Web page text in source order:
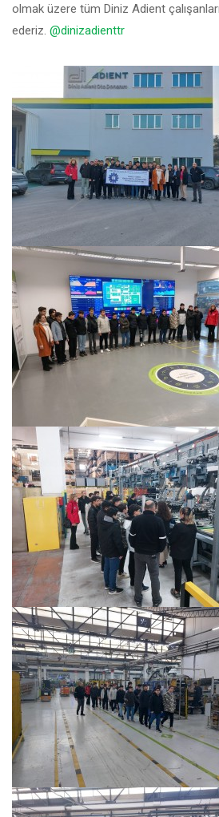
olmak üzere tüm Diniz Adient
ederiz. @dinizadienttr